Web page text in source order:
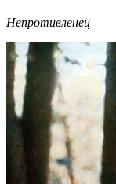
Непротивленец